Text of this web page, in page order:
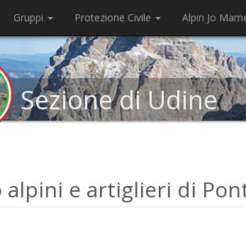
Gruppi Protezione Civile Alpin Jo
Sezione di Udine
alpini e artiglieri di